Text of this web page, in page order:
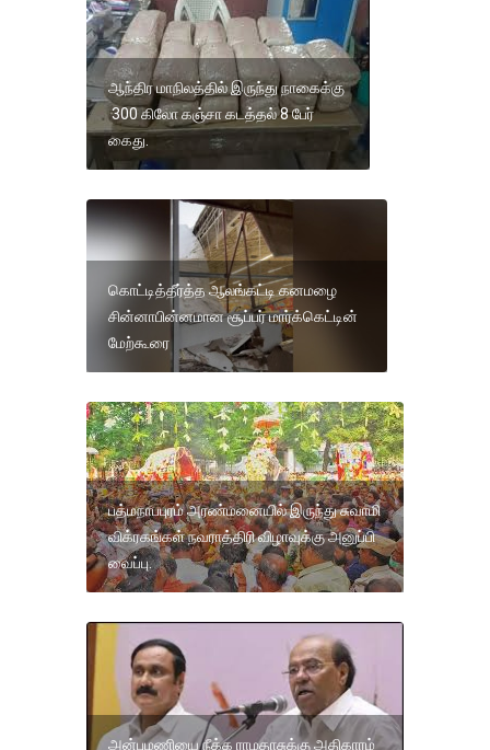
ஆந்திர மாநிலத்தில் இருந்து நாகைக்கு
300 கிலோ கஞ்சா கடத்தல் 8 பேர்
கைது.
கொட்டித்தீர்த்த ஆலங்கட்டி கனமழை
சின்னாபின்னமான சூப்பர் மார்க்கெட்டின்
மேற்கூரை
பத்மநாபபுரம் அரண்மனையில் இருந்து சுவாமி
விக்ரகங்கள் நவராத்திரி விழாவுக்கு அனுப்பி
வைப்பு.
அன்புமணியை நீக்க ராமதாசுக்கு அதிகாரம்